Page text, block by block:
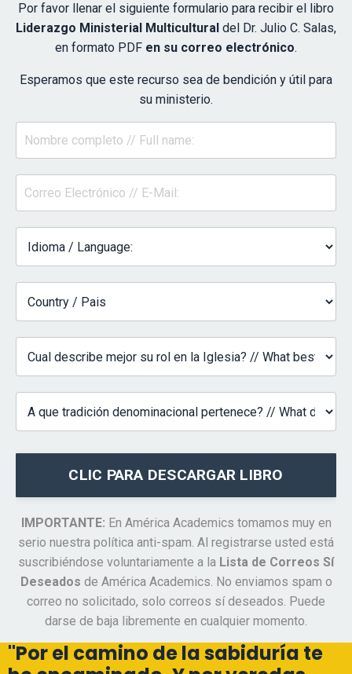
Por favor llenar el siguiente formulario para recibir el libro
Liderazgo Ministerial Multicultural del Dr. Julio C. Salas,
en formato PDF en su correo electrónico.
Esperamos que este recurso sea de bendición y útil para
su ministerio.
CLIC PARA DESCARGAR LIBRO
IMPORTANTE: En América Academics tomamos muy en
serio nuestra política anti-spam. Al registrarse usted está
suscribiéndose voluntariamente a la Lista de Correos Sí
Deseados de América Academics. No enviamos spam o
correo no solicitado, solo correos sí deseados. Puede
darse de baja libremente en cualquier momento.
"Por el camino de la sabiduría te